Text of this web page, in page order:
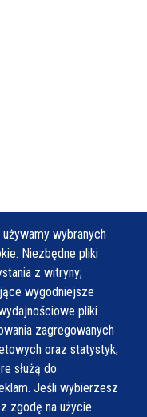
wybranych
Niezbędne pliki
z witryny;
wygodniejsze
pliki
zagregowanych
oraz statystyk;
służą do
Jeśli wybierzesz
zgodę na użycie